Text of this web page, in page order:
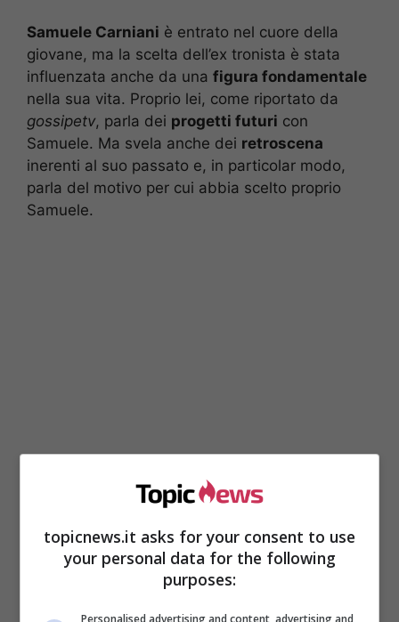
Samuele Carniani è entrato nel cuore della
giovane, ma la scelta dell’ex tronista è stata
influenzata anche da una figura fondamentale
nella sua vita. Proprio lei, come riportato da
gossipetv, parla dei progetti futuri con
Samuele. Ma svela anche dei retroscena
inerenti al suo passato e, in particolar modo,
parla del motivo per cui abbia scelto proprio
Samuele.
Un dolore immenso
quello provato dal volto
di Uomini e Donne
topicnews.it asks for your consent to use
your personal data for the following
purposes:
Personalised advertising and content, advertising and